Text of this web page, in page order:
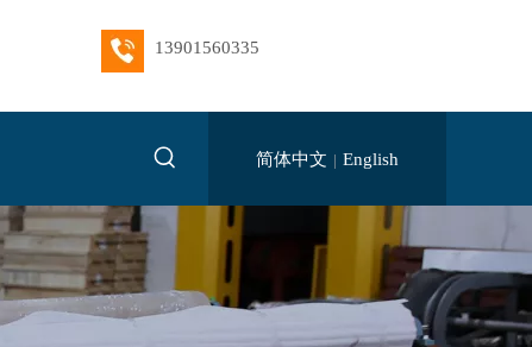
13901560335
简体中文 | English